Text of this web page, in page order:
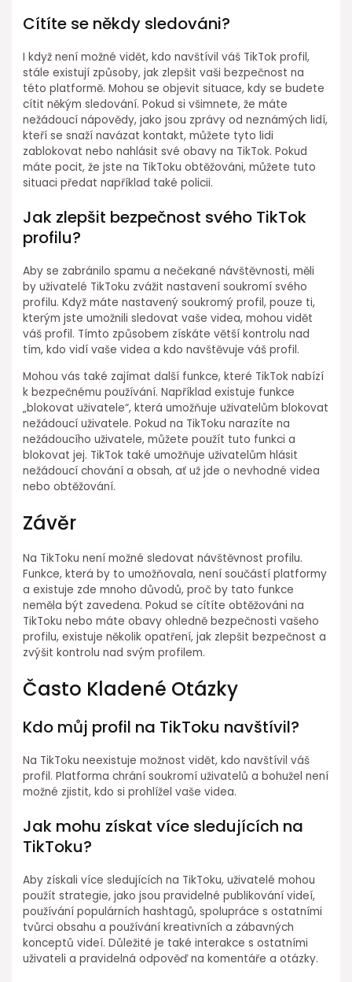
Cítíte se někdy sledováni?
I když není možné vidět, kdo navštívil váš TikTok profil,
stále existují způsoby, jak zlepšit vaši bezpečnost na
této platformě. Mohou se objevit situace, kdy se budete
cítit někým sledování. Pokud si všimnete, že máte
nežádoucí nápovědy, jako jsou zprávy od neznámých lidí,
kteří se snaží navázat kontakt, můžete tyto lidi
zablokovat nebo nahlásit své obavy na TikTok. Pokud
máte pocit, že jste na TikToku obtěžováni, můžete tuto
situaci předat například také policii.
Jak zlepšit bezpečnost svého TikTok
profilu?
Aby se zabránilo spamu a nečekané návštěvnosti, měli
by uživatelé TikToku zvážit nastavení soukromí svého
profilu. Když máte nastavený soukromý profil, pouze ti,
kterým jste umožnili sledovat vaše videa, mohou vidět
váš profil. Tímto způsobem získáte větší kontrolu nad
tím, kdo vidí vaše videa a kdo navštěvuje váš profil.
Mohou vás také zajímat další funkce, které TikTok nabízí
k bezpečnému používání. Například existuje funkce
„blokovat uživatele“, která umožňuje uživatelům blokovat
nežádoucí uživatele. Pokud na TikToku narazíte na
nežádoucího uživatele, můžete použít tuto funkci a
blokovat jej. TikTok také umožňuje uživatelům hlásit
nežádoucí chování a obsah, ať už jde o nevhodné videa
nebo obtěžování.
Závěr
Na TikToku není možné sledovat návštěvnost profilu.
Funkce, která by to umožňovala, není součástí platformy
a existuje zde mnoho důvodů, proč by tato funkce
neměla být zavedena. Pokud se cítíte obtěžováni na
TikToku nebo máte obavy ohledně bezpečnosti vašeho
profilu, existuje několik opatření, jak zlepšit bezpečnost a
zvýšit kontrolu nad svým profilem.
Často Kladené Otázky
Kdo můj profil na TikToku navštívil?
Na TikToku neexistuje možnost vidět, kdo navštívil váš
profil. Platforma chrání soukromí uživatelů a bohužel není
možné zjistit, kdo si prohlížel vaše videa.
Jak mohu získat více sledujících na
TikToku?
Aby získali více sledujících na TikToku, uživatelé mohou
použít strategie, jako jsou pravidelné publikování videí,
používání populárních hashtagů, spolupráce s ostatními
tvůrci obsahu a používání kreativních a zábavných
konceptů videí. Důležité je také interakce s ostatními
uživateli a pravidelná odpověď na komentáře a otázky.